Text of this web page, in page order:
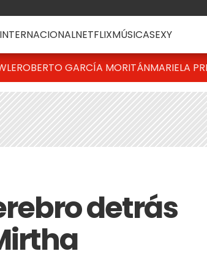
INTERNACIONALNETFLIXMÚSICASEXY
ROBERTO GARCÍA MORITÁNMARIELA
detrás